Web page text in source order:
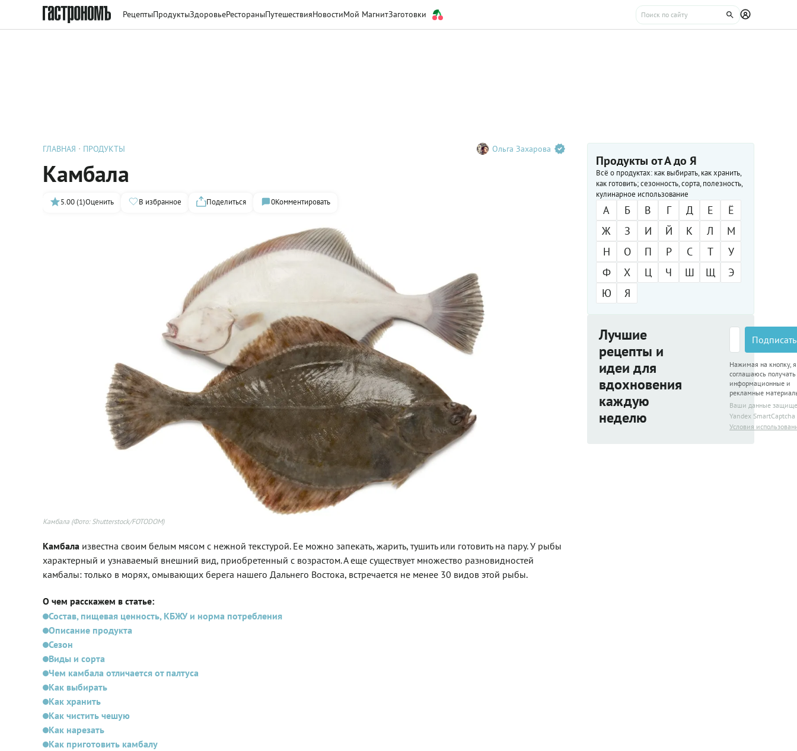
РецептыПродуктыЗдоровьеРестораныПутешествияНовостиМой МагнитЗаготовки
ГЛАВНАЯ ПРОДУКТЫ Ольга Захарова
Камбала
5.00 (1)Оценить В избранное Поделиться 0Комментировать
Камбала (Фото: Shutterstock/FOTODOM)
Камбала известна своим белым мясом с нежной текстурой. Ее можно запекать, жарить, тушить или готовить на пару. У рыбы
характерный и узнаваемый внешний вид, приобретенный с возрастом. А еще существует множество разновидностей
камбалы: только в морях, омывающих берега нашего Дальнего Востока, встречается не менее 30 видов этой рыбы.
О чем расскажем в статье:
Состав, пищевая ценность, КБЖУ и норма потребления
Описание продукта
Сезон
Виды и сорта
Чем камбала отличается от палтуса
Как выбирать
Как хранить
Как чистить чешую
Как нарезать
Как приготовить камбалу
Продукты от А до Я
Всё о продуктах: как выбирать, как хранить,
как готовить; сезонность, сорта, полезность,
кулинарное использование
А Б В Г Д Е
Ё
Ж
З И Й К Л
М
Н
О П Р С Т
У
Ф
Х Ц Ч Ш Щ
Э
Ю
Я
Лучшие
рецепты и
идеи для
вдохновения
каждую
неделю
Нажимая на кнопку, я
соглашаюсь получать
информационные и
рекламные
Ваши данные
Yandex SmartCaptcha
Условия